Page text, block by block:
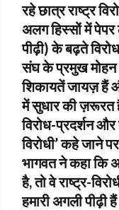
रहे छात्र राष्ट्र
अलग हिस्सों में
पीढ़ी) के बढ़ते
संघ के प्रमुख मोहन
शिकायतें जायज़ हैं
में सुधार की ज़रूरत
विरोध-प्रदर्शन और
विरोधी’ कहे जाने
भागवत ने कहा कि
है, तो वे राष्ट्र-
हमारी अगली